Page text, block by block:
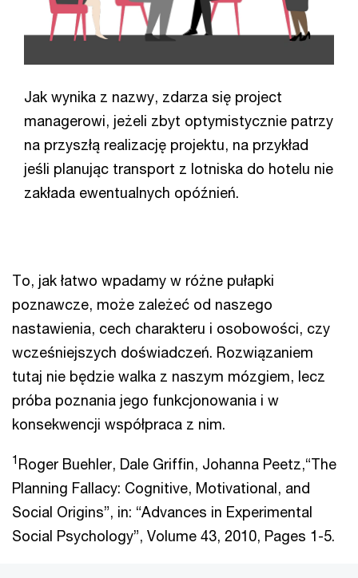
Jak wynika z nazwy, zdarza się project
managerowi, jeżeli zbyt optymistycznie patrzy
na przyszłą realizację projektu, na przykład
jeśli planując transport z lotniska do hotelu nie
zakłada ewentualnych opóźnień.
To, jak łatwo wpadamy w różne pułapki
poznawcze, może zależeć od naszego
nastawienia, cech charakteru i osobowości, czy
wcześniejszych doświadczeń. Rozwiązaniem
tutaj nie będzie walka z naszym mózgiem, lecz
próba poznania jego funkcjonowania i w
konsekwencji współpraca z nim.
1 Roger Buehler, Dale Griffin, Johanna Peetz,“The
Planning Fallacy: Cognitive, Motivational, and
Social Origins”, in: “Advances in Experimental
Social Psychology”, Volume 43, 2010, Pages 1-5.